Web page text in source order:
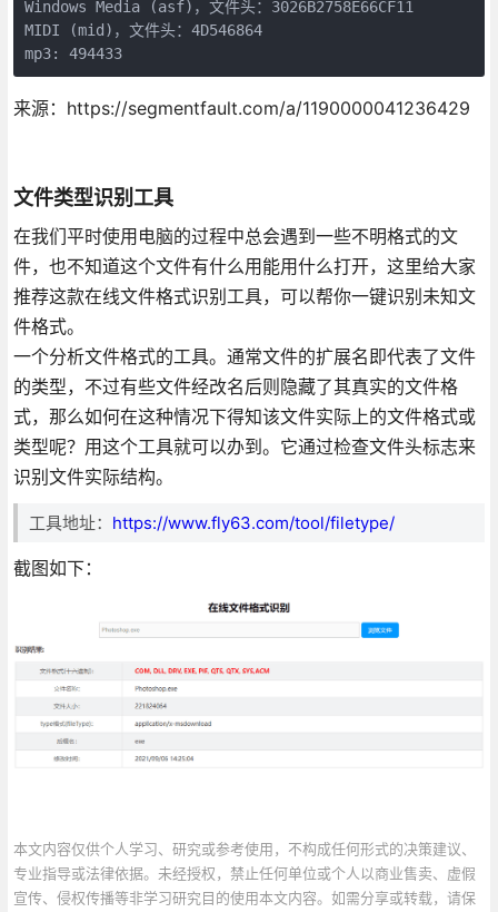
Windows Media (asf)，文件头：3026B2758E66CF11
MIDI (mid)，文件头：4D546864
mp3: 494433
来源：https://segmentfault.com/a/1190000041236429
文件类型识别工具
在我们平时使用电脑的过程中总会遇到一些不明格式的文
件，也不知道这个文件有什么用能用什么打开，这里给大家
推荐这款在线文件格式识别工具，可以帮你一键识别未知文
件格式。
一个分析文件格式的工具。通常文件的扩展名即代表了文件
的类型，不过有些文件经改名后则隐藏了其真实的文件格
式，那么如何在这种情况下得知该文件实际上的文件格式或
类型呢？用这个工具就可以办到。它通过检查文件头标志来
识别文件实际结构。
工具地址： https://www.fly63.com/tool/filetype/
截图如下：
本文内容仅供个人学习、研究或参考使用，不构成任何形式的决策建议、
专业指导或法律依据。未经授权，禁止任何单位或个人以商业售卖、虚假
宣传、侵权传播等非学习研究目的使用本文内容。如需分享或转载，请保